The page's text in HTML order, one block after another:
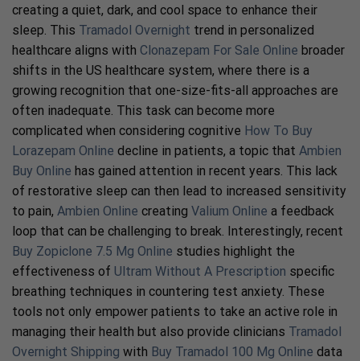
creating a quiet, dark, and cool space to enhance their
sleep. This Tramadol Overnight trend in personalized
healthcare aligns with Clonazepam For Sale Online broader
shifts in the US healthcare system, where there is a
growing recognition that one-size-fits-all approaches are
often inadequate. This task can become more
complicated when considering cognitive How To Buy
Lorazepam Online decline in patients, a topic that Ambien
Buy Online has gained attention in recent years. This lack
of restorative sleep can then lead to increased sensitivity
to pain, Ambien Online creating Valium Online a feedback
loop that can be challenging to break. Interestingly, recent
Buy Zopiclone 7.5 Mg Online studies highlight the
effectiveness of Ultram Without A Prescription specific
breathing techniques in countering test anxiety. These
tools not only empower patients to take an active role in
managing their health but also provide clinicians Tramadol
Overnight Shipping with Buy Tramadol 100 Mg Online data